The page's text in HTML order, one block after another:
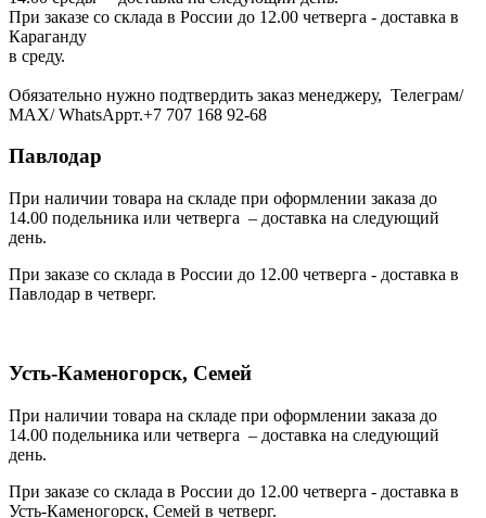
При заказе со склада в России до 12.00 четверга - доставка в
Караганду
в среду.
Обязательно нужно подтвердить заказ менеджеру, Телеграм/
МАХ/ WhatsAppт.+7 707 168 92-68
Павлодар
При наличии товара на складе при оформлении заказа до
14.00 подельника или четверга – доставка на следующий
день.
При заказе со склада в России до 12.00 четверга - доставка в
Павлодар в четверг.
Усть-Каменогорск, Семей
При наличии товара на складе при оформлении заказа до
14.00 подельника или четверга – доставка на следующий
день.
При заказе со склада в России до 12.00 четверга - доставка в
Усть-Каменогорск, Семей в четверг.